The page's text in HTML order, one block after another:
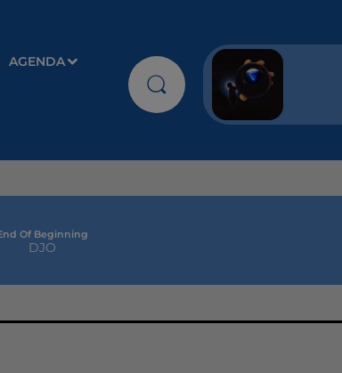
AGENDA
Of Beginning
DJO